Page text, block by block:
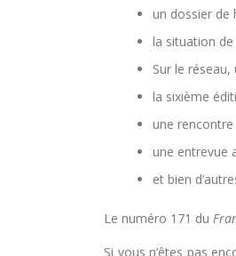
un dossier de
la situation de
Sur le
la sixième
une
une entrevue
et bien
Le numéro 171 du
Si vous n’êtes pas